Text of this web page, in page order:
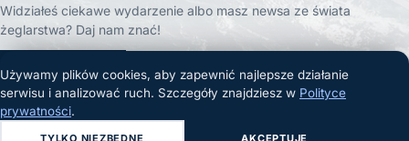
Widziałeś ciekawe wydarzenie albo masz newsa ze świata
żeglarstwa? Daj nam znać!
ZGŁOŚ TEMAT
Używamy plików cookies, aby zapewnić najlepsze działanie
serwisu i analizować ruch. Szczegóły znajdziesz w Polityce
prywatności.
TYLKO NIEZBĘDNE AKCEPTUJĘ